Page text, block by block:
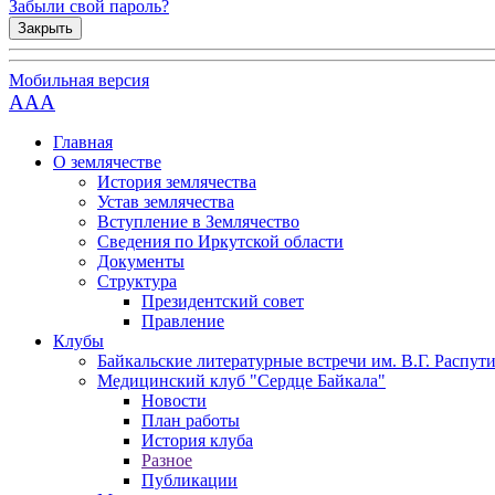
Забыли свой пароль?
Закрыть
Мобильная версия
AAA
Главная
О землячестве
История землячества
Устав землячества
Вступление в Землячество
Сведения по Иркутской области
Документы
Структура
Президентский совет
Правление
Клубы
Байкальские литературные встречи им. В.Г.
Медицинский клуб "Сердце Байкала"
Новости
План работы
История клуба
Разное
Публикации